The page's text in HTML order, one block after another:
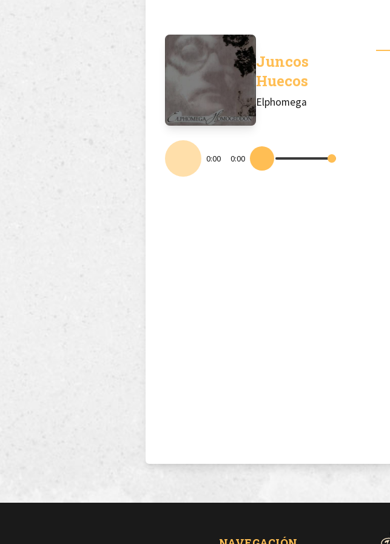
Juncos
Huecos
Elphomega
0:00 0:00